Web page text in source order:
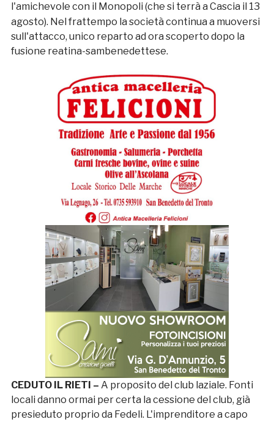
l'amichevole con il Monopoli (che si terrà a Cascia il 13
agosto). Nel frattempo la società continua a muoversi
sull'attacco, unico reparto ad ora scoperto dopo la
fusione reatina-sambenedettese.
CEDUTO IL RIETI – A proposito del club laziale. Fonti
locali danno ormai per certa la cessione del club, già
presieduto proprio da Fedeli. L'imprenditore a capo